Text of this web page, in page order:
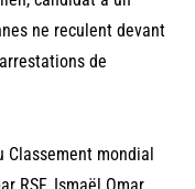
ne reculent devant
de
Classement mondial
RSF. Ismaël Omar